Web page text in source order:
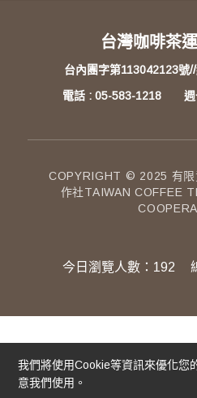
台灣咖啡茶
台內團字第113042123號
電話 : 05-583-1218 週
COPYRIGHT © 2025 有限
作社TAIWAN COFFEE
今日瀏覽人數： 192
我們將使用cookie等資訊來優化您
意我們使用。